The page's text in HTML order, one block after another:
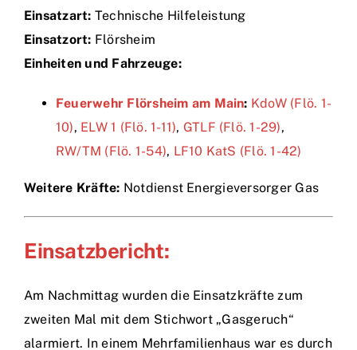
Einsatzart: Technische Hilfeleistung
Einsatzort: Flörsheim
Einheiten und Fahrzeuge:
Feuerwehr Flörsheim am Main: KdoW (Flö. 1-
10), ELW 1 (Flö. 1-11), GTLF (Flö. 1-29),
RW/TM (Flö. 1-54), LF10 KatS (Flö. 1-42)
Weitere Kräfte: Notdienst Energieversorger Gas
Einsatzbericht:
Am Nachmittag wurden die Einsatzkräfte zum
zweiten Mal mit dem Stichwort „Gasgeruch“
alarmiert. In einem Mehrfamilienhaus war es durch